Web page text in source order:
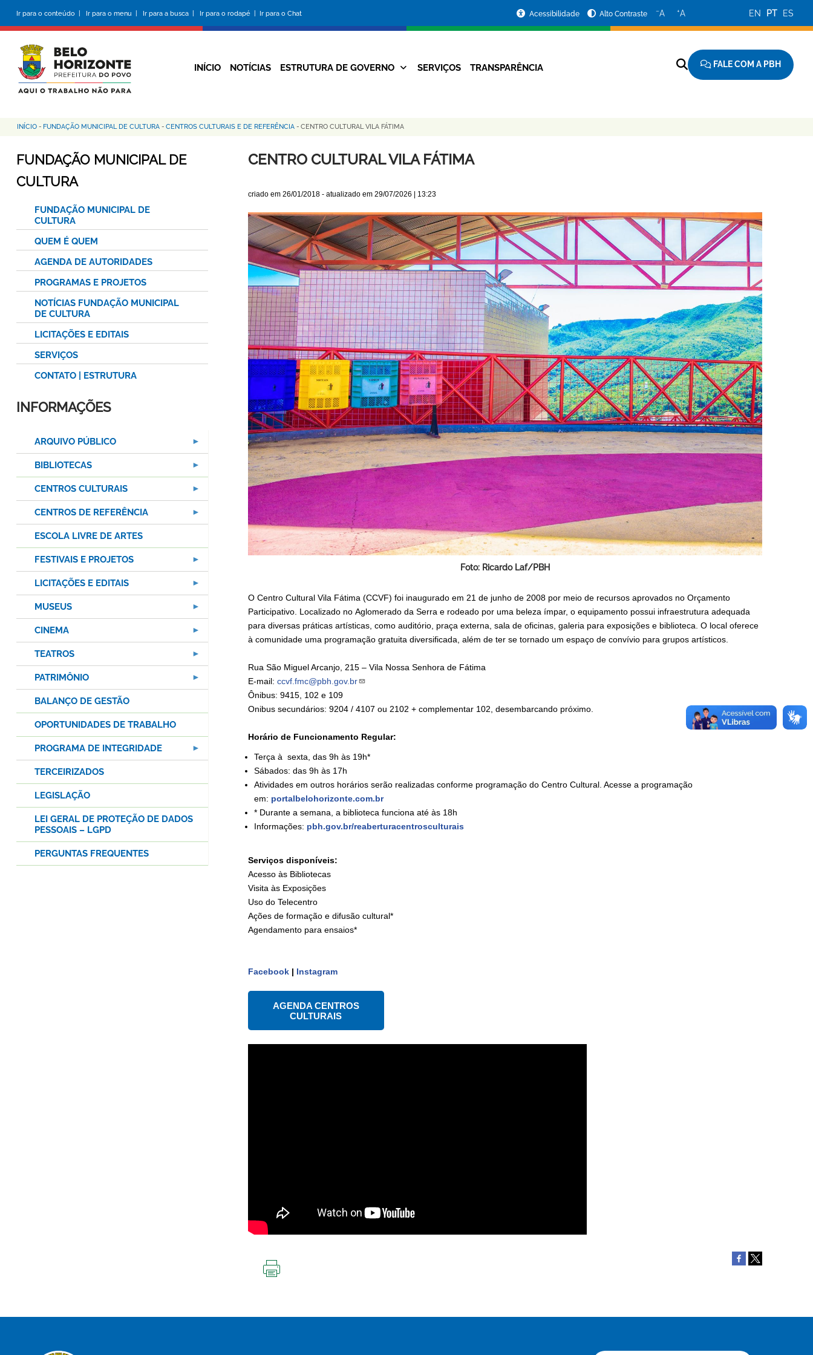
conteúdo
principal
Ir para o conteúdo | Ir para o menu | Ir para a busca | Ir para o rodapé | Ir para o Chat
da
Prefeitura
Acessibilidade Alto Contraste −A +A EN PT ES
Navegação
INÍCIO NOTÍCIAS ESTRUTURA DE GOVERNO SERVIÇOS TRANSPARÊNCIA FALE COM A PBH
Trilha
de
navegação
INÍCIO - FUNDAÇÃO MUNICIPAL DE CULTURA - CENTROS CULTURAIS E DE REFERÊNCIA - CENTRO CULTURAL VILA FÁTIMA
CENTRO CULTURAL VILA FÁTIMA
criado em 26/01/2018- atualizado em 29/07/2026 | 13:23
Foto: Ricardo Laf/PBH
O Centro Cultural Vila Fátima (CCVF) foi inaugurado em 21 de junho de 2008 por meio de recursos aprovados no Orçamento
Participativo. Localizado no Aglomerado da Serra e​ rodeado por uma beleza ímpar, o equipamento possui infraestrutura adequada
para diversas práticas artísticas, como auditório, praça externa, sala de oficinas, galeria para exposições e biblioteca. O local oferece
à comunidade uma programação gratuita diversificada, além de ter se tornado um espaço de convívio para grupos artísticos.
Rua São Miguel Arcanjo, 215 – Vila Nossa Senhora de Fátima
E-mail: ccvf.fmc@pbh.gov.br
Ônibus: 9415, 102 e 109
Onibus secundários: 9204 / 4107 ou 2102 + complementar 102, desembarcando próximo.
Horário de Funcionamento Regular:
Terça à sexta, das 9h às 19h*
Sábados: das 9h às 17h
Atividades em outros horários serão realizadas conforme programação do Centro Cultural. Acesse a programação
em: portalbelohorizonte.com.br
* Durante a semana, a biblioteca funciona até às 18h
Informações: pbh.gov.br/reaberturacentrosculturais
Serviços disponíveis:
Acesso às Bibliotecas
Visita às Exposições
Uso do Telecentro
Ações de formação e difusão cultural*
Agendamento para ensaios*
Facebook| Instagram
AGENDA CENTROS
CULTURAIS
FUNDAÇÃO MUNICIPAL DE
CULTURA
FUNDAÇÃO MUNICIPAL DE
CULTURA
QUEM É QUEM
AGENDA DE AUTORIDADES
PROGRAMAS E PROJETOS
NOTÍCIAS FUNDAÇÃO MUNICIPAL
DE CULTURA
LICITAÇÕES E EDITAIS
SERVIÇOS
CONTATO | ESTRUTURA
INFORMAÇÕES
ARQUIVO PÚBLICO
BIBLIOTECAS
CENTROS CULTURAIS
CENTROS DE REFERÊNCIA
ESCOLA LIVRE DE ARTES
FESTIVAIS E PROJETOS
LICITAÇÕES E EDITAIS
MUSEUS
CINEMA
TEATROS
PATRIMÔNIO
BALANÇO DE GESTÃO
OPORTUNIDADES DE TRABALHO
PROGRAMA DE INTEGRIDADE
TERCEIRIZADOS
LEGISLAÇÃO
LEI GERAL DE PROTEÇÃO DE DADOS
PESSOAIS – LGPD
PERGUNTAS FREQUENTES